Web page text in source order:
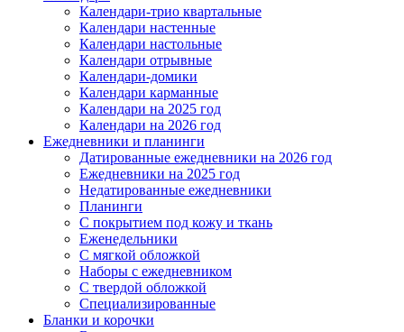
Календари-трио квартальные
Календари настенные
Календари настольные
Календари отрывные
Календари-домики
Календари карманные
Календари на 2025 год
Календари на 2026 год
Ежедневники и планинги
Датированные ежедневники на 2026 год
Ежедневники на 2025 год
Недатированные ежедневники
Планинги
С покрытием под кожу и ткань
Еженедельники
С мягкой обложкой
Наборы с ежедневником
С твердой обложкой
Специализированные
Бланки и корочки